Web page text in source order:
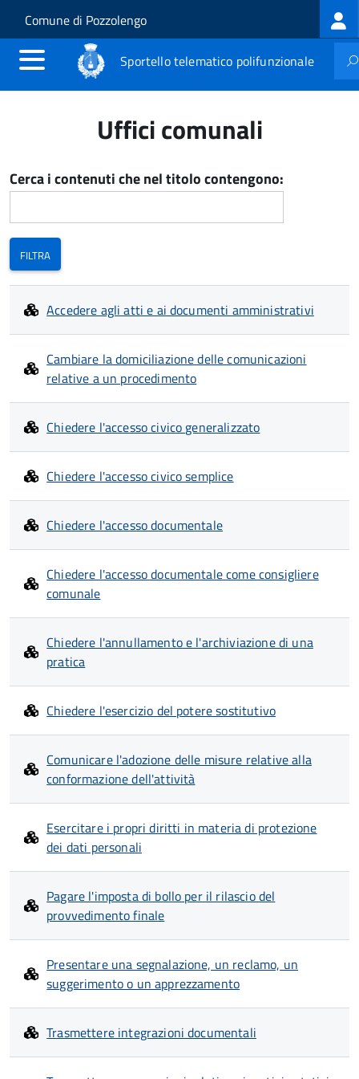
Salta al contenuto principale
Skip to site navigation
Comune di Pozzolengo
Sportello telematico polifunzionale
Uffici comunali
Cerca i contenuti che nel titolo contengono:
Accedere agli atti e ai documenti amministrativi
Cambiare la domiciliazione delle comunicazioni
relative a un procedimento
Chiedere l'accesso civico generalizzato
Chiedere l'accesso civico semplice
Chiedere l'accesso documentale
Chiedere l'accesso documentale come consigliere
comunale
Chiedere l'annullamento e l'archiviazione di una
pratica
Chiedere l'esercizio del potere sostitutivo
Comunicare l'adozione delle misure relative alla
conformazione dell'attività
Esercitare i propri diritti in materia di protezione
dei dati personali
Pagare l'imposta di bollo per il rilascio del
provvedimento finale
Presentare una segnalazione, un reclamo, un
suggerimento o un apprezzamento
Trasmettere integrazioni documentali